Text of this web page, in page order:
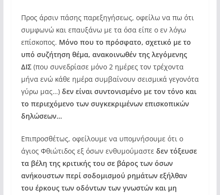
Προς άρσιν πάσης παρεξηγήσεως, οφείλω να πω ότι
συμφωνώ και επαυξάνω με τα όσα είπε ο εν λόγω
επίσκοπος. Μόνο που το πρόσφατο, σχετικό με το
υπό συζήτηση θέμα, ανακοινωθέν της λεγόμενης
ΔΙΣ(που συνεδρίασε μόνο 2 ημέρες τον τρέχοντα
μήνα ενώ κάθε ημέρα συμβαίνουν σεισμικά γεγονότα
γύρω μας…) δεν είναι συντονισμένο με τον τόνο και
το περιεχόμενο των συγκεκριμένων επισκοπικών
δηλώσεων…
Επιπροσθέτως, οφείλουμε να υπομνήσουμε ότι ο
άγιος Φθιώτιδος εξ όσων ενθυμούμαστε δεν τόξευσε
τα βέλη της κριτικής του σε βάρος των όσων
ανήκουστων περί σοδομισμού ρημάτων εξήλθαν
του έρκους των οδόντων των γνωστών και μη